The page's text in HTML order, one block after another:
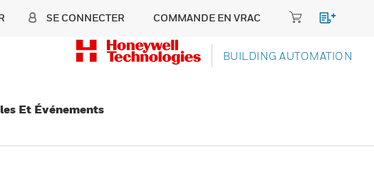
SE CONNECTER COMMANDE EN VRAC
BUILDING AUTOMATION
Et Événements